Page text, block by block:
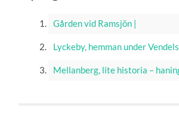
Gården vid Ramsjön |
Lyckeby, hemman under
Mellanberg, lite historia –